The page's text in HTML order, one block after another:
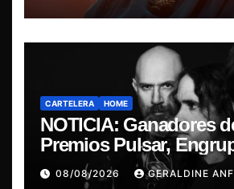
CARTELERA HOME
NOTICIA: Ganadores
Premios Pulsar,
presentan show
08/08/2026 GERALDINE